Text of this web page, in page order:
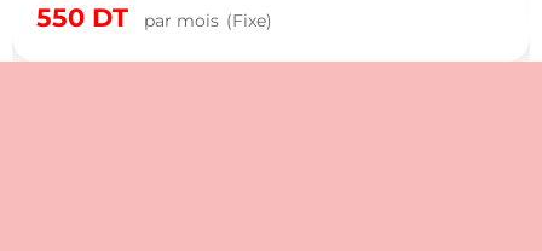
550 DT par mois (Fixe)